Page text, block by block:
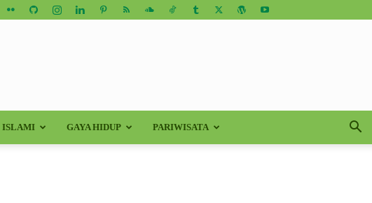
ISLAMI GAYA HIDUP PARIWISATA